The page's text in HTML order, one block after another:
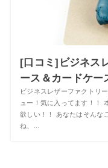
[口コミ]ビジネス
ース＆カードケー
ビジネスレザーファクトリ
ュー！気に入ってます！！
欲しい！！ あなたはそんな
ね、...